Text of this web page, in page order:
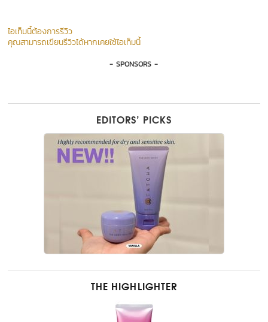
ไอเท็มนี้ต้องการรีวิว
คุณสามารถเขียนรีวิวได้หากเคยใช้ไอเท็มนี้
- SPONSORS -
EDITORS’ PICKS
THE HIGHLIGHTER